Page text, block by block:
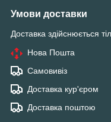
Умови доставки
Доставка здійснюється
Нова Пошта
Самовивіз
Доставка кур'єром
Доставка поштою